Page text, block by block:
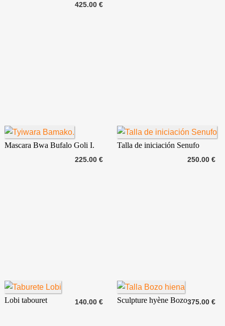
425.00 €
225.00 €
Mascara Bwa Bufalo Goli I.
250.00 €
Talla de iniciación Senufo
140.00 €
Lobi tabouret 375.00 €
Sculpture hyène Bozo